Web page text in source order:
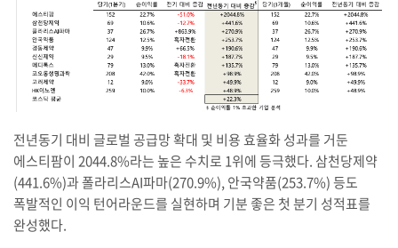
전년동기 대비 글로벌 공급망 확대 및 비용 효율화 성과를 거둔
에스티팜이 2044.8%라는 높은 수치로 1위에 등극했다. 삼천당제약
(441.6%)과 폴라리스AI파마(270.9%), 안국약품(253.7%) 등도
폭발적인 이익 턴어라운드를 실현하며 기분 좋은 첫 분기 성적표를
완성했다.